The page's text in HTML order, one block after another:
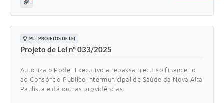
PL - PROJETOS DE LEI
Projeto de Lei nº 033/2025
Autoriza o Poder Executivo a repassar recurso financeiro
ao Consórcio Público Intermunicipal de Saúde da Nova Alta
Paulista e dá outras providências.